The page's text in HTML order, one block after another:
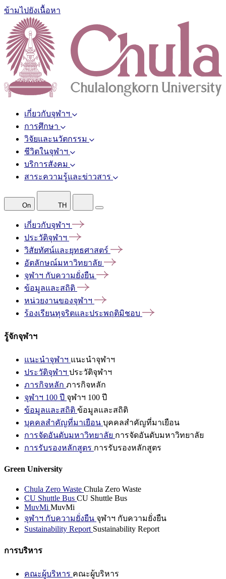
ข้ามไปยังเนื้อหา
เกี่ยวกับจุฬาฯ
การศึกษา
วิจัยและนวัตกรรม
ชีวิตในจุฬาฯ
บริการสังคม
สาระความรู้และข่าวสาร
On TH
เกี่ยวกับจุฬาฯ
ประวัติจุฬาฯ
วิสัยทัศน์และยุทธศาสตร์
อัตลักษณ์มหาวิทยาลัย
จุฬาฯ กับความยั่งยืน
ข้อมูลและสถิติ
หน่วยงานของจุฬาฯ
ร้องเรียนทุจริตและประพฤติมิชอบ
รู้จักจุฬาฯ
แนะนำจุฬาฯ แนะนำจุฬาฯ
ประวัติจุฬาฯ ประวัติจุฬาฯ
ภารกิจหลัก ภารกิจหลัก
จุฬาฯ 100 ปี จุฬาฯ 100 ปี
ข้อมูลและสถิติ ข้อมูลและสถิติ
บุคคลสำคัญที่มาเยือน บุคคลสำคัญที่มาเยือน
การจัดอันดับมหาวิทยาลัย การจัดอันดับมหาวิทยาลัย
การรับรองหลักสูตร การรับรองหลักสูตร
Green University
Chula Zero Waste Chula Zero Waste
CU Shuttle Bus CU Shuttle Bus
MuvMi MuvMi
จุฬาฯ กับความยั่งยืน จุฬาฯ กับความยั่งยืน
Sustainability Report Sustainability Report
การบริหาร
คณะผู้บริหาร คณะผู้บริหาร